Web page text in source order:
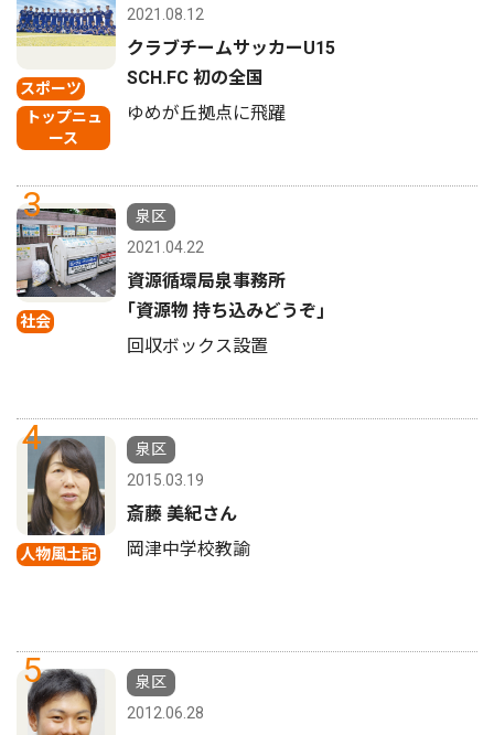
スポーツ
トップニュ
ース
2021.08.12
クラブチームサッカーU15
SCH.FC 初の全国
ゆめが丘拠点に飛躍
3
社会
泉区
2021.04.22
資源循環局泉事務所
｢資源物 持ち込みどうぞ｣
回収ボックス設置
4
人物風土記
泉区
2015.03.19
斎藤 美紀さん
岡津中学校教諭
5
泉区
2012.06.28